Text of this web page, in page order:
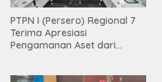
PTPN I (Persero) Regional 7
Terima Apresiasi
Pengamanan Aset dari